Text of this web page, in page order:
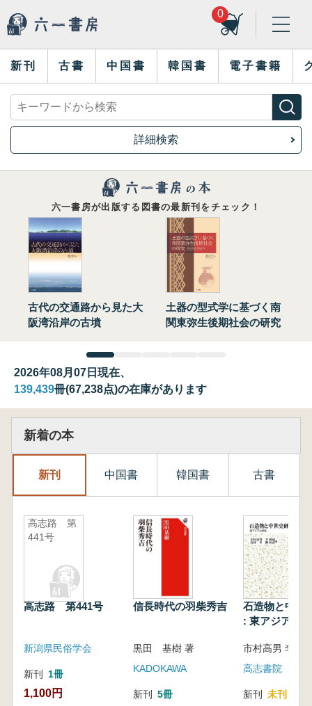
0
新刊 古書 中国書 韓国書 電子書籍
詳細検索
六一書房が出版する図書の最新刊をチェック！
古代の交通路から見た大
阪湾沿岸の古墳
土器の型式学に基づく南
関東弥生後期社会の研究
2026年08月07日現在、
139,439冊(67,238点)の在庫があります
新着の本
新刊 中国書 韓国書 古書
高志路 第
441号
高志路 第441号
新潟県民俗学会
新刊 1冊
1,100円
信長時代の羽柴秀吉
黒田 基樹 著
KADOKAWA
新刊 5冊
石造物と中世
: 東アジアと
高志書院
新刊 未刊